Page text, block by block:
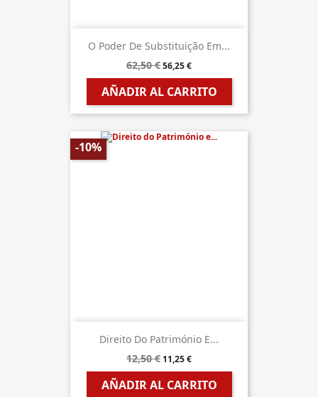
O Poder De Substituição Em...
62,50 €56,25 €
AÑADIR AL CARRITO
Direito Do Património E...
12,50 € 11,25 €
AÑADIR AL CARRITO
-10%